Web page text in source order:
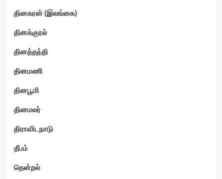
தினகரன் (இலங்கை)
தினக்குரல்
தினத்தந்தி
தினமணி
தினபூமி
தினமலர்
திராவிடநாடு
தீபம்
தென்றல்